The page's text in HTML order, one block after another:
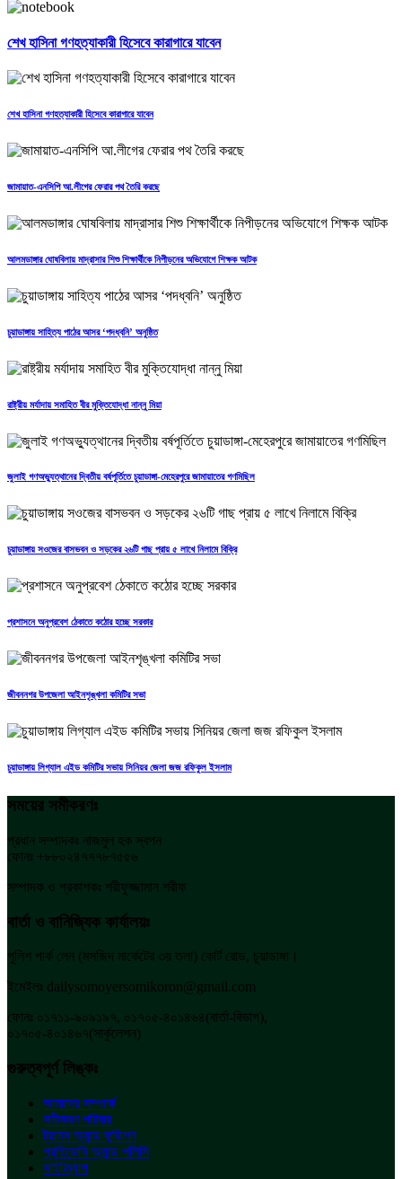
শেখ হাসিনা গণহত্যাকারী হিসেবে কারাগারে যাবেন
শেখ হাসিনা গণহত্যাকারী হিসেবে কারাগারে যাবেন
জামায়াত-এনসিপি আ.লীগের ফেরার পথ তৈরি করছে
আলমডাঙ্গার ঘোষবিলায় মাদ্রাসার শিশু শিক্ষার্থীকে নিপীড়নের অভিযোগে শিক্ষক আটক
চুয়াডাঙ্গায় সাহিত্য পাঠের আসর ‘পদধ্বনি’ অনুষ্ঠিত
রাষ্ট্রীয় মর্যাদায় সমাহিত বীর মুক্তিযোদ্ধা নান্নু মিয়া
জুলাই গণঅভ্যুত্থানের দ্বিতীয় বর্ষপূর্তিতে চুয়াডাঙ্গা-মেহেরপুরে জামায়াতের গণমিছিল
চুয়াডাঙ্গায় সওজের বাসভবন ও সড়কের ২৬টি গাছ প্রায় ৫ লাখে নিলামে বিক্রি
প্রশাসনে অনুপ্রবেশ ঠেকাতে কঠোর হচ্ছে সরকার
জীবননগর উপজেলা আইনশৃঙ্খলা কমিটির সভা
চুয়াডাঙ্গায় লিগ্যাল এইড কমিটির সভায় সিনিয়র জেলা জজ রফিকুল ইসলাম
সময়ের সমীকরণঃ
প্রধান সম্পাদকঃ নাজমুল হক স্বপন
ফোনঃ +৮৮০২৪৭৭৭৮৭৫৫৬
সম্পাদক ও প্রকাশকঃ শরীফুজ্জামান শরীফ
বার্তা ও বানিজ্যিক কার্যালয়ঃ
পুলিশ পার্ক লেন (মসজিদ মার্কেটের ৩য় তলা) কোর্ট রোড, চুয়াডাঙ্গা।
ইমেইলঃ dailysomoyersomikoron@gmail.com
ফোনঃ ০১৭১১-৯০৯১৯৭, ০১৭০৫-৪০১৪৬৪(বার্তা-বিভাগ),
০১৭০৫-৪০১৪৬৭(সার্কুলেশন)
গুরুত্বপূর্ণ লিঙ্কঃ
আমাদের সম্পর্কে
সমীকরণ পরিবার
ট্রামস অ্যান্ড কন্ডিশন
প্রাইভেসি অ্যান্ড পলিসি
সাইটম্যাপ